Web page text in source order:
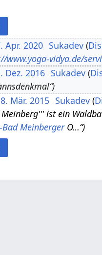
Apr. 2020 Sukadev
www.yoga-vidya.de/
Dez. 2016 Sukadev
Mär. 2015 Sukadev
ist ein
Bad MeinbergerO…“